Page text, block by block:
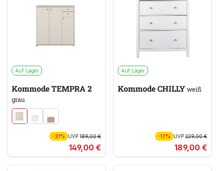
Auf Lager
Kommode TEMPRA 2
grau
-21% UVP 189,00 €
149,00 €
Auf Lager
Kommode CHILLYweiß
-17% UVP229,00 €
189,00 €